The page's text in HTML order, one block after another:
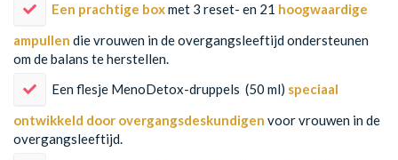
Een prachtige boxmet 3 reset- en 21 hoogwaardige
ampullen die vrouwen in de overgangsleeftijd ondersteunen
om de balans te herstellen.
​Een flesje MenoDetox-druppels (50 ml) speciaal
ontwikkeld door overgangsdeskundigen voor vrouwen in de
overgangsleeftijd.